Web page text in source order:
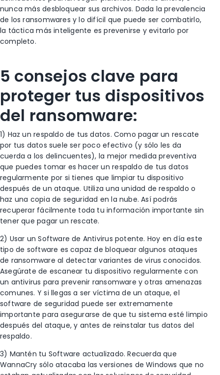
nunca más desbloquear sus archivos. Dada la prevalencia
de los ransomwares y lo difícil que puede ser combatirlo,
la táctica más inteligente es prevenirse y evitarlo por
completo.
5 consejos clave para
proteger tus dispositivos
del ransomware:
1) Haz un respaldo de tus datos. Como pagar un rescate
por tus datos suele ser poco efectivo (y sólo les da
cuerda a los delincuentes), la mejor medida preventiva
que puedes tomar es hacer un respaldo de tus datos
regularmente por si tienes que limpiar tu dispositivo
después de un ataque. Utiliza una unidad de respaldo o
haz una copia de seguridad en la nube. Así podrás
recuperar fácilmente toda tu información importante sin
tener que pagar un rescate.
2) Usar un Software de Antivirus potente. Hoy en día este
tipo de software es capaz de bloquear algunos ataques
de ransomware al detectar variantes de virus conocidos.
Asegúrate de escanear tu dispositivo regularmente con
un antivirus para prevenir ransomware y otras amenazas
comunes. Y si llegas a ser víctima de un ataque, el
software de seguridad puede ser extremamente
importante para asegurarse de que tu sistema esté limpio
después del ataque, y antes de reinstalar tus datos del
respaldo.
3) Mantén tu Software actualizado. Recuerda que
WannaCry sólo atacaba las versiones de Windows que no